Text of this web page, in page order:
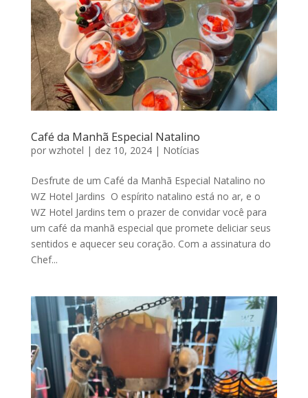
Café da Manhã Especial Natalino
por wzhotel | dez 10, 2024| Notícias
Desfrute de um Café da Manhã Especial Natalino no
WZ Hotel Jardins O espírito natalino está no ar, e o
WZ Hotel Jardins tem o prazer de convidar você para
um café da manhã especial que promete deliciar seus
sentidos e aquecer seu coração. Com a assinatura do
Chef...